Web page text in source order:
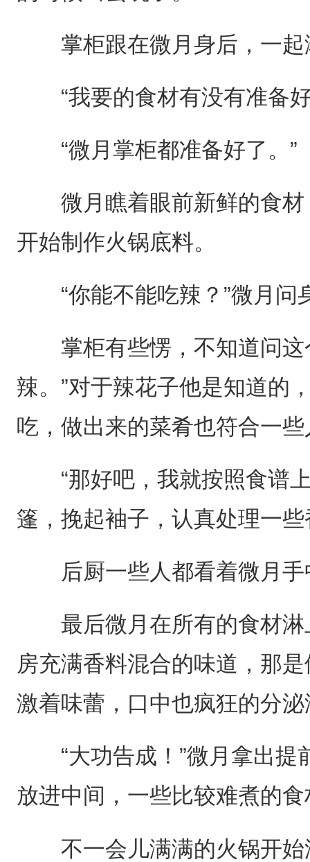
掌柜跟在微月身后，一起
“我要的食材有没有准备好
“微月掌柜都准备好了。”
微月瞧着眼前新鲜的食材
开始制作火锅底料。
“你能不能吃辣？”微月问
掌柜有些愣，不知道问这
辣。”对于辣花子他是知道的
吃，做出来的菜肴也符合一
“那好吧，我就按照食谱上
篷，挽起袖子，认真处理一
后厨一些人都看着微月手
最后微月在所有的食材淋
房充满香料混合的味道，那
激着味蕾，口中也疯狂的分
“大功告成！”微月拿出提
放进中间，一些比较难煮的
不一会儿满满的火锅开始